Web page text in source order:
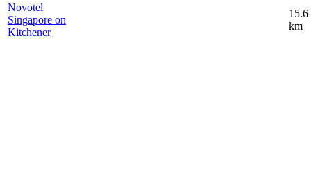
Novotel
Singapore on
Kitchener
15.6
km